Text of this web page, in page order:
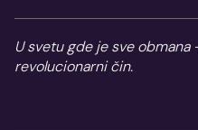
U svetu gde je sve
revolucionarni čin.